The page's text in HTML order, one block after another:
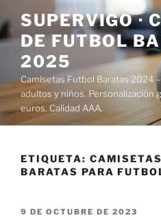
al
contenido
SUPERVIGO ·
DE FUTBOL
2025
Camisetas Futbol Baratas 2024
adultos y niños. Personalización
euros. Calidad AAA.
ETIQUETA:
BARATAS PARA
PUBLICADO
9 DE OCTUBRE DE 2023